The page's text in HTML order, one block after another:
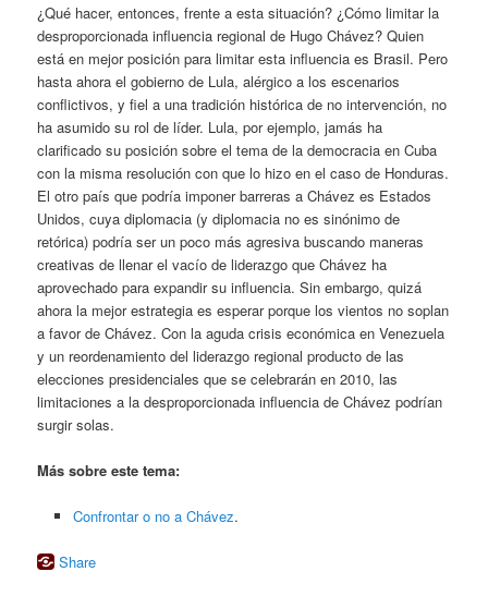
¿Qué hacer, entonces, frente a esta situación? ¿Cómo limitar la
desproporcionada influencia regional de Hugo Chávez? Quien
está en mejor posición para limitar esta influencia es Brasil. Pero
hasta ahora el gobierno de Lula, alérgico a los escenarios
conflictivos, y fiel a una tradición histórica de no intervención, no
ha asumido su rol de líder. Lula, por ejemplo, jamás ha
clarificado su posición sobre el tema de la democracia en Cuba
con la misma resolución con que lo hizo en el caso de Honduras.
El otro país que podría imponer barreras a Chávez es Estados
Unidos, cuya diplomacia (y diplomacia no es sinónimo de
retórica) podría ser un poco más agresiva buscando maneras
creativas de llenar el vacío de liderazgo que Chávez ha
aprovechado para expandir su influencia. Sin embargo, quizá
ahora la mejor estrategia es esperar porque los vientos no soplan
a favor de Chávez. Con la aguda crisis económica en Venezuela
y un reordenamiento del liderazgo regional producto de las
elecciones presidenciales que se celebrarán en 2010, las
limitaciones a la desproporcionada influencia de Chávez podrían
surgir solas.
Más sobre este tema:
Confrontar o no a Chávez.
Share